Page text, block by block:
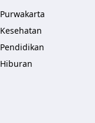
Purwakarta
Kesehatan
Pendidikan
Hiburan